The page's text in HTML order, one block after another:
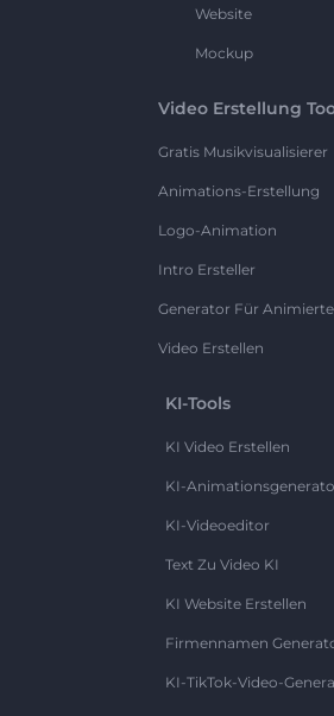
Website
Mockup
Video Erstellung
Gratis Musikvisualisierer
Animations-Erstellung
Logo-Animation
Intro Ersteller
Generator Für Animierte
Video Erstellen
KI-Tools
KI Video Erstellen
KI-
KI-Videoeditor
Text Zu Video KI
KI Website Erstellen
Firmennamen
KI-TikTok-Video-